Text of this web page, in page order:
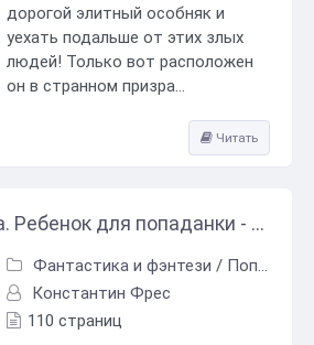
дорогой элитный особняк и
уехать подальше от этих злых
людей! Только вот расположен
он в странном призра...
Читать
Жена-беглянка. Ребенок для попаданки - Константин Фрес
Фантастика и фэнтези / Попаданцы
Константин Фрес
110 страниц